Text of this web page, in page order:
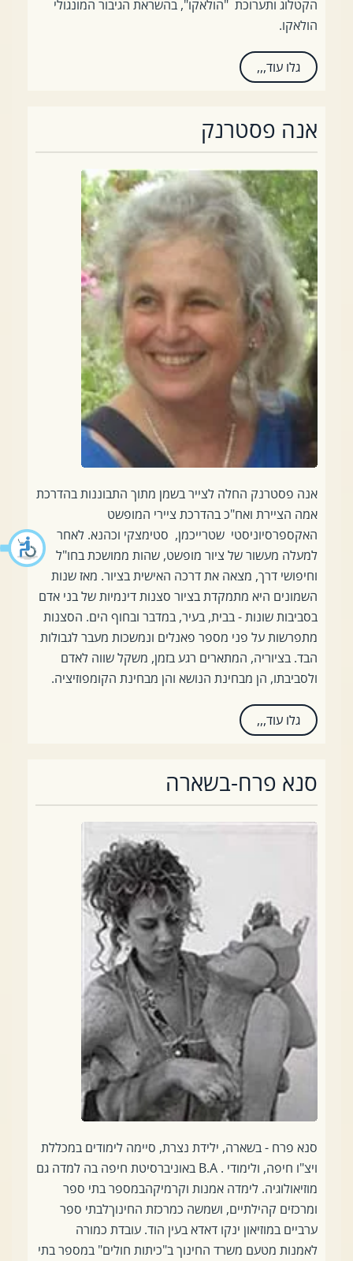
הקטלוג ותערוכת "הולאקו", בהשראת הגיבור המונגולי
הולאקו.
גלו עוד,,,
אנה פסטרנק
אנה פסטרנק החלה לצייר בשמן מתוך התבוננות בהדרכת
אמה הציירת ואח"כ בהדרכת ציירי המופשט
האקספרסיוניסטי שטרייכמן, סטימצקי וכהנא. לאחר
למעלה מעשור של ציור מופשט, שהות ממושכת בחו"ל
וחיפושי דרך, מצאה את דרכה האישית בציור. מאז שנות
השמונים היא מתמקדת בציור סצנות דינמיות של בני אדם
בסביבות שונות - בבית, בעיר, במדבר ובחוף הים. הסצנות
מתפרשות על פני מספר פאנלים ונמשכות מעבר לגבולות
הבד. בציוריה, המתארים רגע בזמן, משקל שווה לאדם
ולסביבתו, הן מבחינת הנושא והן מבחינת הקומפוזיציה.
גלו עוד,,,
סנא פרח-בשארה
סנא פרח - בשארה, ילידת נצרת, סיימה לימודים במכללת
ויצ"ו חיפה, ולימודי . B.A באוניברסיטת חיפה בה למדה גם
מוזיאולוגיה. לימדה אמנות וקרמיקהבמספר בתי ספר
ומרכזים קהילתיים, ושמשה כמרכזת החינוךלבתי ספר
ערביים במוזיאון ינקו דאדא בעין הוד. עובדת כמורה
לאמנות מטעם משרד החינוך ב"כיתות חולים" במספר בתי